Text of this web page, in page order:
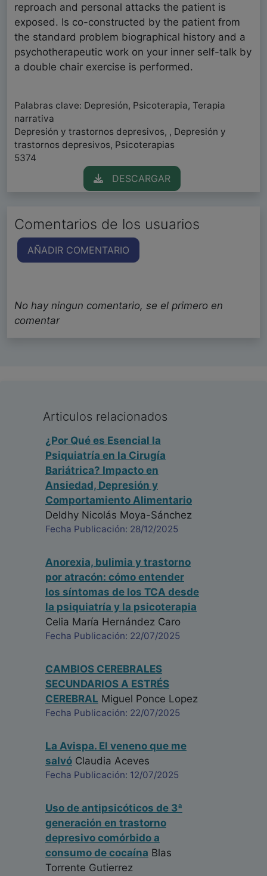
reproach and personal attacks the patient is
exposed. Is co-constructed by the patient from
the standard problem biographical history and a
psychotherapeutic work on your inner self-talk by
a double chair exercise is performed.
Palabras clave: Depresión, Psicoterapia, Terapia
narrativa
Depresión y trastornos depresivos, , Depresión y
trastornos depresivos, Psicoterapias
5374
DESCARGAR
Comentarios de los usuarios
AÑADIR COMENTARIO
No hay ningun comentario, se el primero en
comentar
Articulos relacionados
¿Por Qué es Esencial la
Psiquiatría en la Cirugía
Bariátrica? Impacto en
Ansiedad, Depresión y
Comportamiento Alimentario
Deldhy Nicolás Moya-Sánchez
Fecha Publicación: 28/12/2025
Anorexia, bulimia y trastorno
por atracón: cómo entender
los síntomas de los TCA desde
la psiquiatría y la psicoterapia
Celia María Hernández Caro
Fecha Publicación: 22/07/2025
CAMBIOS CEREBRALES
SECUNDARIOS A ESTRÉS
CEREBRAL Miguel Ponce Lopez
Fecha Publicación: 22/07/2025
La Avispa. El veneno que me
salvó Claudia Aceves
Fecha Publicación: 12/07/2025
Uso de antipsicóticos de 3ª
generación en trastorno
depresivo comórbido a
consumo de cocaína Blas
Torrente Gutierrez